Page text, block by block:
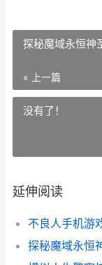
探秘魔域永恒神
« 上一篇
没有了！
延伸阅读
探秘魔域永恒